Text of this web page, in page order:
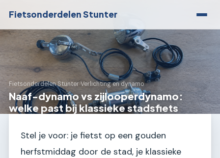
Fietsonderdelen Stunter
Fietsonderdelen Stunter›Verlichting en dynamo
Naaf-dynamo vs zijlooperdynamo:
welke past bij klassieke stadsfiets
Stel je voor: je fietst op een gouden
herfstmiddag door de stad, je klassieke